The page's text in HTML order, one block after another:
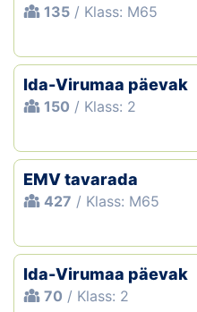
135 / Klass: M65
Ida-Virumaa päevak
150 / Klass: 2
EMV tavarada
427 / Klass: M65
Ida-Virumaa päevak
70 / Klass: 2